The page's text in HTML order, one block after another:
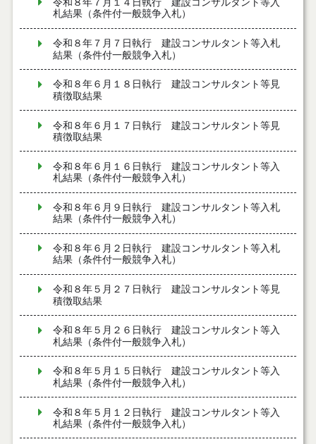
令和８年７月１４日執行 建設コンサルタント等入
札結果（条件付一般競争入札）
令和８年７月７日執行 建設コンサルタント等入札
結果（条件付一般競争入札）
令和８年６月１８日執行 建設コンサルタント等見
積徴取結果
令和８年６月１７日執行 建設コンサルタント等見
積徴取結果
令和８年６月１６日執行 建設コンサルタント等入
札結果（条件付一般競争入札）
令和８年６月９日執行 建設コンサルタント等入札
結果（条件付一般競争入札）
令和８年６月２日執行 建設コンサルタント等入札
結果（条件付一般競争入札）
令和８年５月２７日執行 建設コンサルタント等見
積徴取結果
令和８年５月２６日執行 建設コンサルタント等入
札結果（条件付一般競争入札）
令和８年５月１５日執行 建設コンサルタント等入
札結果（条件付一般競争入札）
令和８年５月１２日執行 建設コンサルタント等入
札結果（条件付一般競争入札）